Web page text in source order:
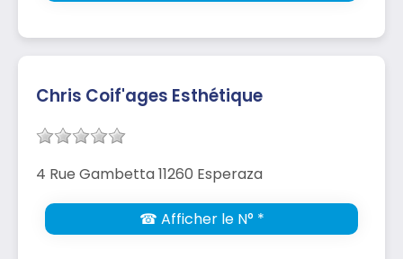
Chris Coif'ages Esthétique
4 Rue Gambetta 11260 Esperaza
☎ Afficher le N° *